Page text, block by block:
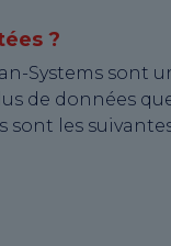
?
Systems
de données
sont les